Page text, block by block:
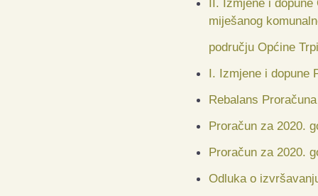
II. Izmjene i
miješanog
području Općine
I. Izmjene i dopune
Rebalans
Proračun za 2020.
Proračun za 2020.
Odluka o